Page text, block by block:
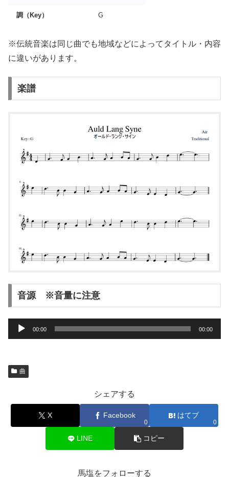
調（Key） G
※伝統音楽は同じ曲でも地域などによってタイトル・内容
に違いがあります。
楽譜
音源 ※音量に注意
声
レ
00:00 00:00
曲
シェアする
X Facebook
0
はてブ
0
LINE コピー
馬塩をフォローする